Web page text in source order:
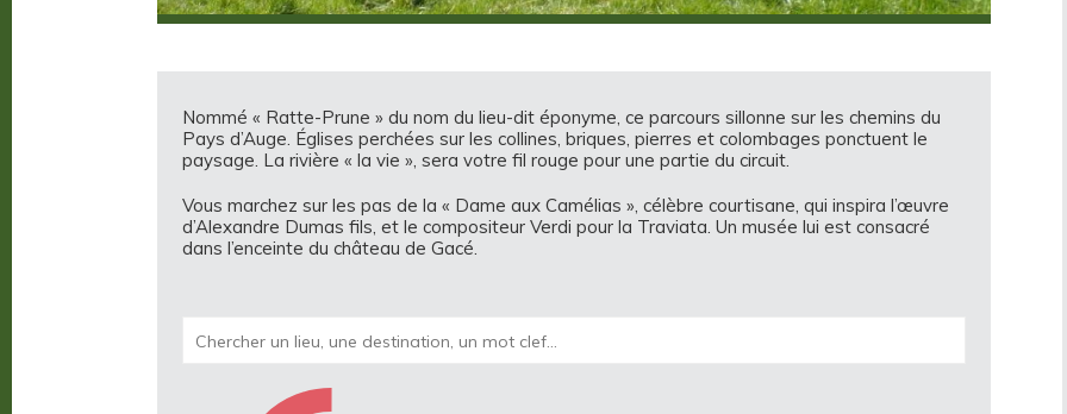
Nommé « Ratte-Prune » du nom du lieu-dit éponyme, ce parcours sillonne sur les chemins du
Pays d’Auge. Églises perchées sur les collines, briques, pierres et colombages ponctuent le
paysage. La rivière « la vie », sera votre fil rouge pour une partie du circuit.
Vous marchez sur les pas de la « Dame aux Camélias », célèbre courtisane, qui inspira l’œuvre
d’Alexandre Dumas fils, et le compositeur Verdi pour la Traviata. Un musée lui est consacré
dans l’enceinte du château de Gacé.